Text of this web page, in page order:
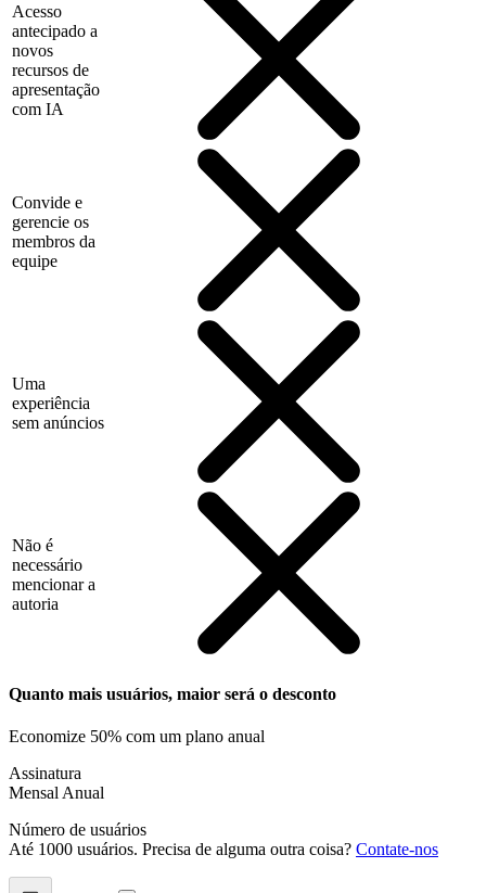
Acesso
antecipado a
novos
recursos de
apresentação
com IA
Convide e
gerencie os
membros da
equipe
Uma
experiência
sem anúncios
Não é
necessário
mencionar a
autoria
Quanto mais usuários, maior será o desconto
Economize 50% com um plano anual
Assinatura
Mensal Anual
Número de usuários
Até 1000 usuários. Precisa de alguma outra coisa? Contate-nos